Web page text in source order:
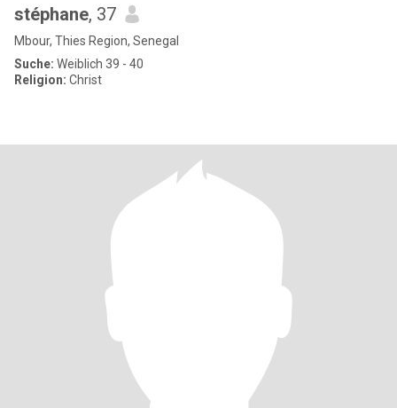
stéphane, 37
Mbour, Thies Region, Senegal
Suche: Weiblich 39 - 40
Religion: Christ